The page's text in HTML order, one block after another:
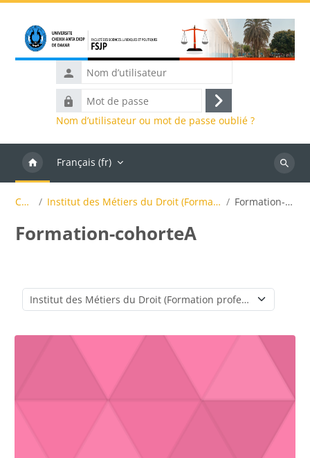
Nom
d’utilisateur
Mot
de
Connexion
Nom d’utilisateur ou mot de passe oublié ?
Français ‎(fr)‎
cours
Cours Institut des Métiers du Droit (Formation professionnelle) Formation-cohorteA
Formation-cohorteA
Catégories de cours